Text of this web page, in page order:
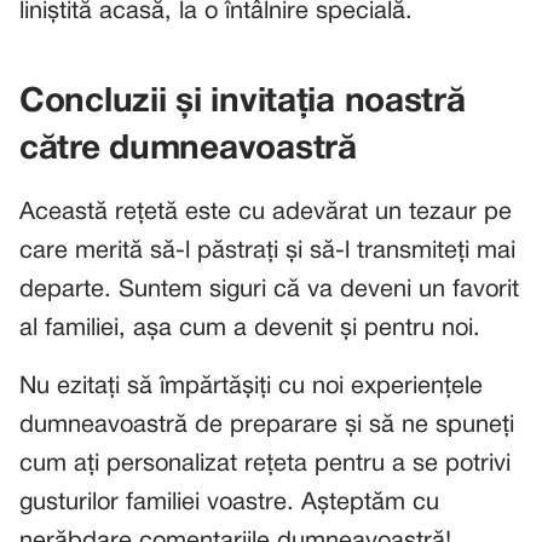
liniștită acasă, la o întâlnire specială.
Concluzii și invitația noastră
către dumneavoastră
Această rețetă este cu adevărat un tezaur pe
care merită să-l păstrați și să-l transmiteți mai
departe. Suntem siguri că va deveni un favorit
al familiei, așa cum a devenit și pentru noi.
Nu ezitați să împărtășiți cu noi experiențele
dumneavoastră de preparare și să ne spuneți
cum ați personalizat rețeta pentru a se potrivi
gusturilor familiei voastre. Așteptăm cu